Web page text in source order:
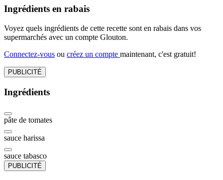
Ingrédients en rabais
Voyez quels ingrédients de cette recette sont en rabais dans vos
supermarchés avec un compte Glouton.
Connectez-vous ou créez un compte maintenant, c'est gratuit!
PUBLICITÉ
Ingrédients
pâte de tomates
sauce harissa
sauce tabasco
PUBLICITÉ